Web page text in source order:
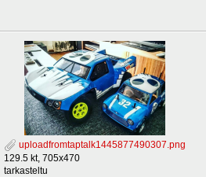
uploadfromtaptalk1445877490307.png
129.5 kt, 705x470
tarkasteltu